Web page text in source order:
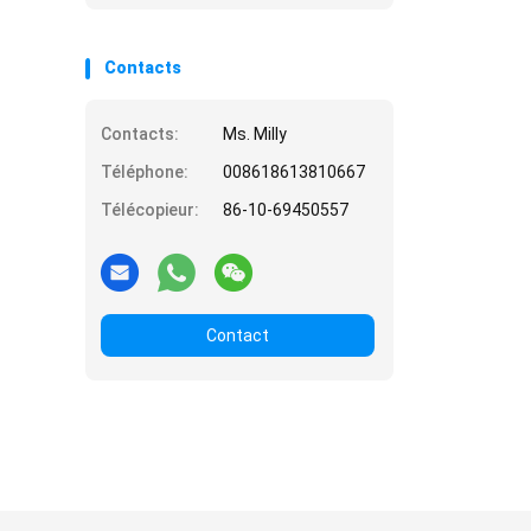
Contacts
Contacts:
Ms. Milly
Téléphone:
008618613810667
Télécopieur:
86-10-69450557
Contact